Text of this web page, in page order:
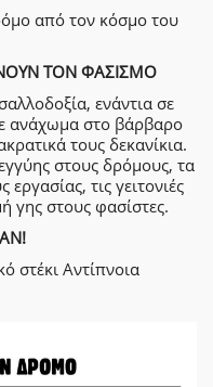
από τον κόσμο του
ΤΟΝ ΦΑΣΙΣΜΟ
ενάντια σε
ανάχωμα στο βάρβαρο
τους δεκανίκια.
στους δρόμους, τα
τις γειτονιές
γης στους φασίστες.
στέκι Αντίπνοια